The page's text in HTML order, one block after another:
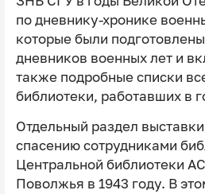
по дневнику-хронике
которые были
дневников военных лет и
также подробные списки
библиотеки, работавших в
Отдельный раздел
спасению сотрудниками
Центральной библиотеки
Поволжья в 1943 году. В